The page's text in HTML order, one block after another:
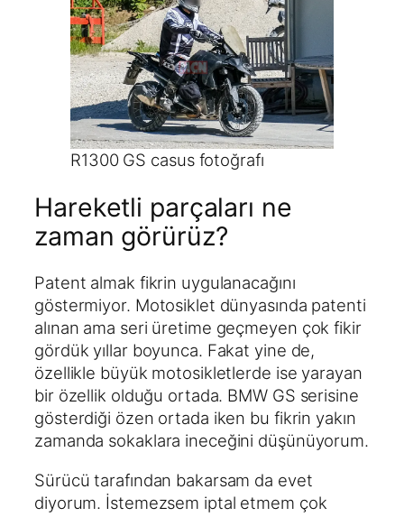
R1300 GS casus fotoğrafı
Hareketli parçaları ne
zaman görürüz?
Patent almak fikrin uygulanacağını
göstermiyor. Motosiklet dünyasında patenti
alınan ama seri üretime geçmeyen çok fikir
gördük yıllar boyunca. Fakat yine de,
özellikle büyük motosikletlerde ise yarayan
bir özellik olduğu ortada. BMW GS serisine
gösterdiği özen ortada iken bu fikrin yakın
zamanda sokaklara ineceğini düşünüyorum.
Sürücü tarafından bakarsam da evet
diyorum. İstemezsem iptal etmem çok